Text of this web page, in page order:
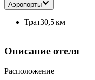
Аэропорты
Трат30,5 км
Описание отеля
Расположение